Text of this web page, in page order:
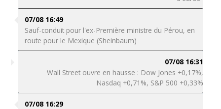
07/08 16:49
Sauf-conduit pour l'ex-Première ministre du Pérou, en
route pour le Mexique (Sheinbaum)
07/08 16:31
Wall Street ouvre en hausse : Dow Jones +0,17%,
Nasdaq +0,71%, S&P 500 +0,33%
07/08 16:29